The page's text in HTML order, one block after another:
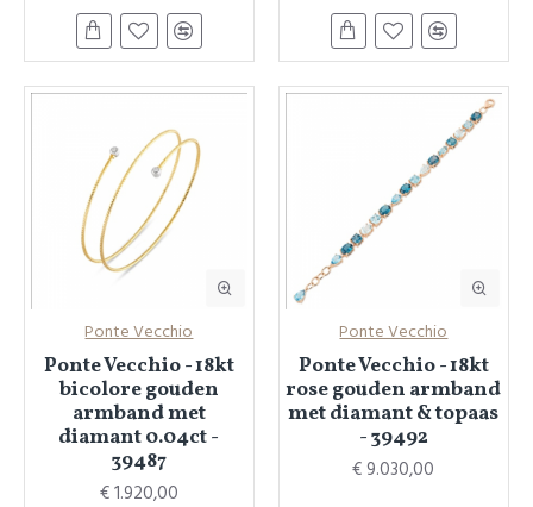
Ponte Vecchio
Ponte Vecchio - 18kt
bicolore gouden
armband met
diamant 0.04ct -
39487
€ 1.920,00
Ponte Vecchio
Ponte Vecchio - 18kt
rose gouden armband
met diamant & topaas
- 39492
€ 9.030,00